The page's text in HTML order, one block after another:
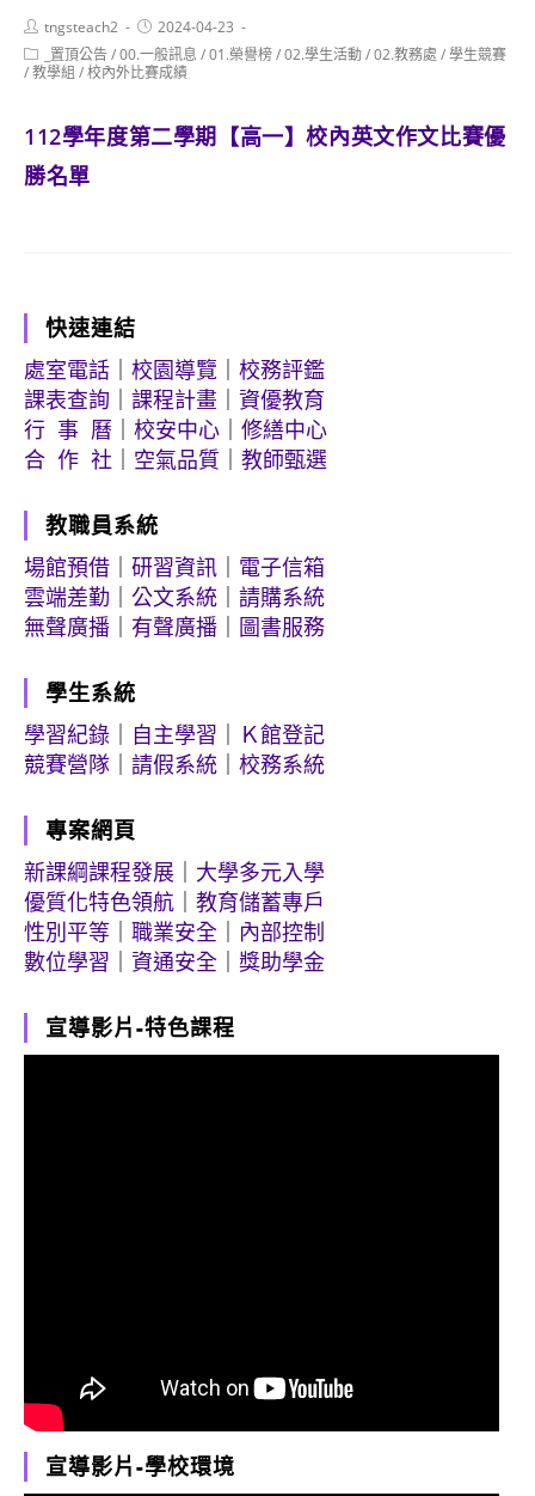
Post
author:
tngsteach2
Post
published:
2024-04-23
Post
category:
_置頂公告/00.一般訊息 /01.榮譽榜/02.學生活動/02.教務處 /學生競賽
/教學組 /校內外比賽成績
112學年度第二學期【高一】校內英文作文比賽優
勝名單
快速連結
處室電話
校園導覽
校務評鑑
課表查詢
課程計畫
資優教育
行 事 曆
校安中心
修繕中心
合 作 社
空氣品質 教師甄選
教職員系統
場館預借
研習資訊
電子信箱
雲端差勤
公文系統
請購系統
無聲廣播
有聲廣播 圖書服務
學生系統
學習紀錄
自主學習
Ｋ館登記
競賽營隊
請假系統 校務系統
專案網頁
新課綱課程發展
大學多元入學
優質化特色領航
教育儲蓄專戶
性別平等
職業安全
內部控制
數位學習
資通安全 獎助學金
宣導影片-特色課程
宣導影片-學校環境